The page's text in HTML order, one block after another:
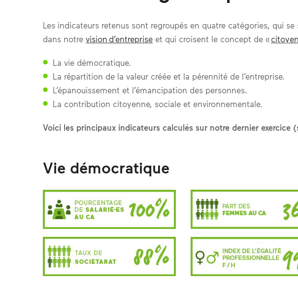
Les indicateurs retenus sont regroupés en quatre catégories, qui
dans notre vision d’entreprise et qui croisent le concept de «
La vie démocratique.
La répartition de la valeur créée et la pérennité de l’entreprise.
L’épanouissement et l’émancipation des personnes.
La contribution citoyenne, sociale et environnementale.
Voici les principaux indicateurs calculés sur notre dernier
Vie démocratique